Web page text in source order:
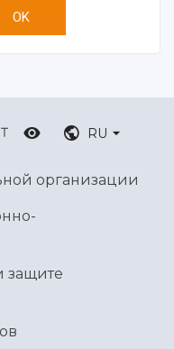
OK
RU
организации
защите